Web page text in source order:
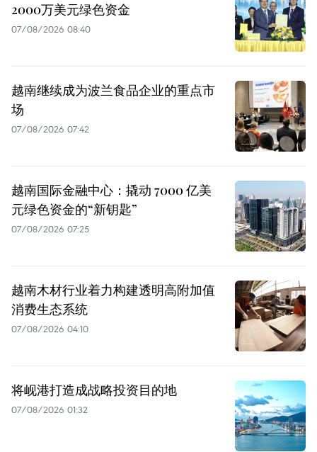
2000万美元绿色资金
07/08/2026 08:40
越南继续成为波兰食品企业的重点市
场
07/08/2026 07:42
越南国际金融中心：撬动 7000 亿美
元绿色资金的“新钥匙”
07/08/2026 07:25
越南木材行业着力构建透明高附加值
消费生态系统
07/08/2026 04:10
将岘港打造成战略投资目的地
07/08/2026 01:32